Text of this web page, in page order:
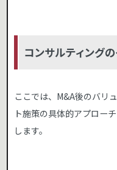
コンサルティング
ここでは、M&A後のバリ
ト施策の具体的アプロー
します。